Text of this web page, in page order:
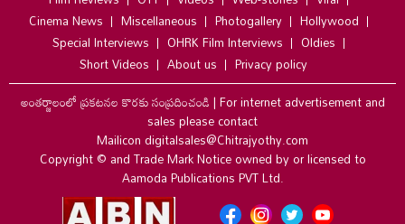
Cinema News
Miscellaneous Photogallery
Hollywood
Special Interviews
OHRK Film Interviews
Oldies
Short Videos
About us
Privacy policy
అంతర్జాలంలో ప్రకటనల కొరకు సంప్రదించండి|For internet advertisement and
sales please contact
Mailicon digitalsales@Chitrajyothy.com
Copyright © and Trade Mark Notice owned by or licensed to
Aamoda Publications PVT Ltd.